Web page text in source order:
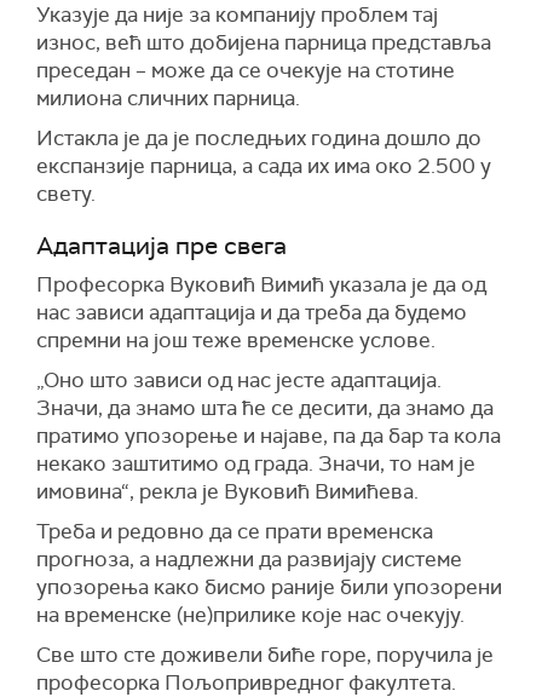
Указује да није за компанију проблем тај
износ, већ што добијена парница представља
преседан – може да се очекује на стотине
милиона сличних парница.
Истакла је да је последњих година дошло до
експанзије парница, а сада их има око 2.500 у
свету.
Адаптација пре свега
Професорка Вуковић Вимић указала је да од
нас зависи адаптација и да треба да будемо
спремни на још теже временске услове.
„Оно што зависи од нас јесте адаптација.
Значи, да знамо шта ће се десити, да знамо да
пратимо упозорење и најаве, па да бар та кола
некако заштитимо од града. Значи, то нам је
имовина“, рекла је Вуковић Вимићева.
Треба и редовно да се прати временска
прогноза, а надлежни да развијају системе
упозорења како бисмо раније били упозорени
на временске (не)прилике које нас очекују.
Све што сте доживели биће горе, поручила је
професорка Пољопривредног факултета.